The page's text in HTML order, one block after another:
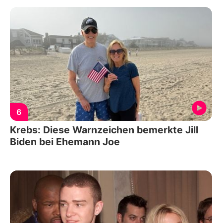
6
Krebs: Diese Warnzeichen bemerkte Jill
Biden bei Ehemann Joe